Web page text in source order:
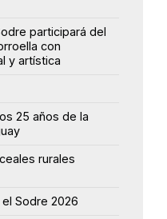
participará del
con
y artística
25 años de la
rurales
Sodre 2026